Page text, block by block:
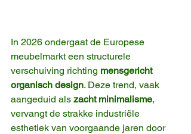
In 2026 ondergaat de Europese
meubelmarkt een structurele
verschuiving richting mensgericht
organisch design. Deze trend, vaak
aangeduid als zacht minimalisme,
vervangt de strakke industriële
esthetiek van voorgaande jaren door